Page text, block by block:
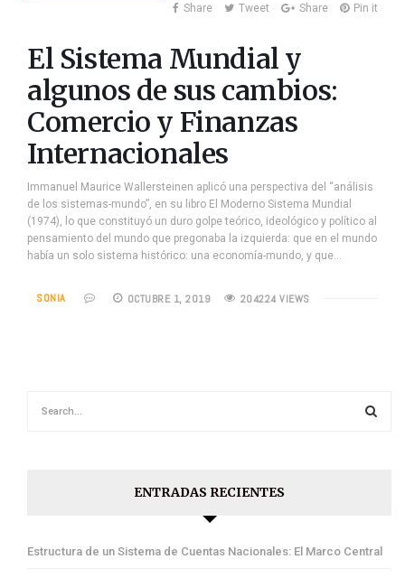
Share Tweet Share Pin it
El Sistema Mundial y
algunos de sus cambios:
Comercio y Finanzas
Internacionales
Immanuel Maurice Wallersteinen aplicó una perspectiva del “análisis
de los sistemas-mundo”, en su libro El Moderno Sistema Mundial
(1974), lo que constituyó un duro golpe teórico, ideológico y político al
pensamiento del mundo que pregonaba la izquierda: que en el mundo
había un solo sistema histórico: una economía-mundo, y que…
SONIA OCTUBRE 1, 2019 204224 VIEWS
ENTRADAS RECIENTES
Estructura de un Sistema de Cuentas Nacionales: El Marco Central